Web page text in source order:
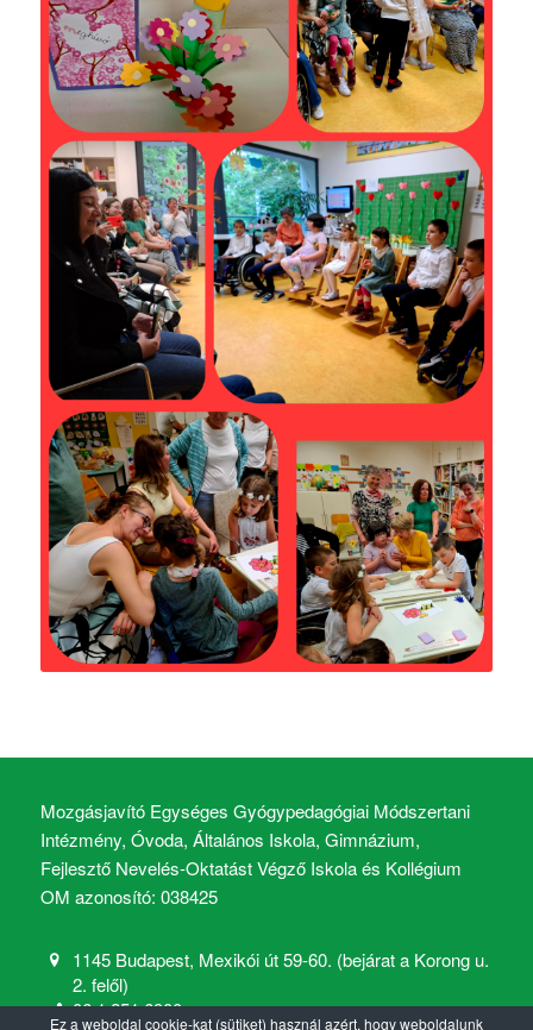
Mozgásjavító Egységes Gyógypedagógiai Módszertani
Intézmény, Óvoda, Általános Iskola, Gimnázium,
Fejlesztő Nevelés-Oktatást Végző Iskola és Kollégium
OM azonosító: 038425
1145 Budapest, Mexikói út 59-60. (bejárat a Korong u.
2. felől)
06 1 251 6900
Ez a weboldal cookie-kat (sütiket) használ azért, hogy weboldalunk